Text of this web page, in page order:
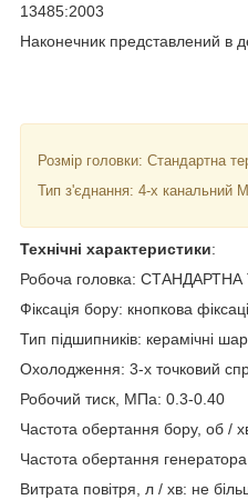
13485:2003
Наконечник представлений в
Розмір головки: Стандартна
Тип з'єднання: 4-х канальний
Технічні характеристики:
Робоча головка:
Фіксація бору: кнопкова
Тип підшипників: керамічні
Охолодження: 3-х точковий
Робочий тиск, МПа: 0.3-0.40
Частота обертання бору, об /
Частота обертання
Витрата повітря, л / хв: не